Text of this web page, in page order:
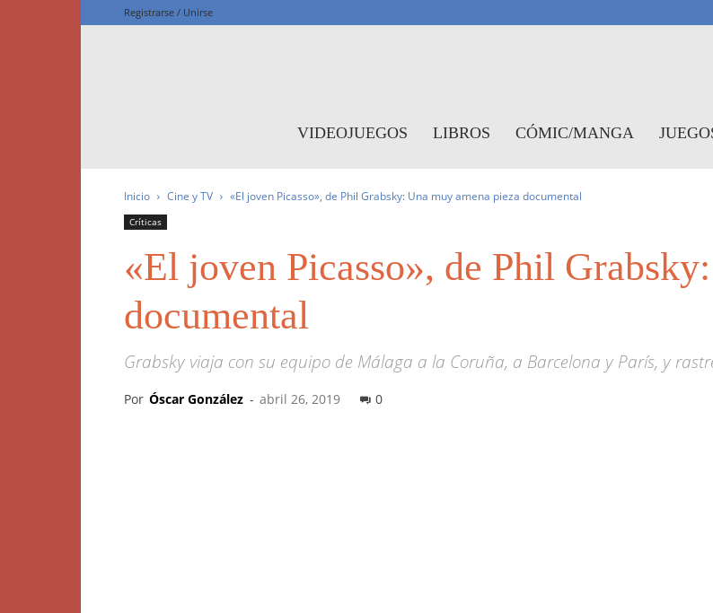
Registrarse / Unirse
VIDEOJUEGOS LIBROS CÓMIC/MANGA
Inicio Cine y TV «El joven Picasso», de Phil Grabsky: Una muy amena pieza documental
Críticas
«El joven Picasso», de Phil
documental
Grabsky viaja con su equipo de Málaga a la Coruña, a Barcelona y París, y
Por Óscar González - abril 26, 2019 0